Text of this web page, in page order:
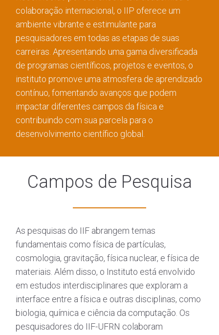
colaboração internacional, o IIP oferece um
ambiente vibrante e estimulante para
pesquisadores em todas as etapas de suas
carreiras. Apresentando uma gama diversificada
de programas científicos, projetos e eventos, o
instituto promove uma atmosfera de aprendizado
contínuo, fomentando avanços que podem
impactar diferentes campos da física e
contribuindo com sua parcela para o
desenvolvimento científico global.
Campos de Pesquisa
As pesquisas do IIF abrangem temas
fundamentais como física de partículas,
cosmologia, gravitação, física nuclear, e física de
materiais. Além disso, o Instituto está envolvido
em estudos interdisciplinares que exploram a
interface entre a física e outras disciplinas, como
biologia, química e ciência da computação. Os
pesquisadores do IIF-UFRN colaboram